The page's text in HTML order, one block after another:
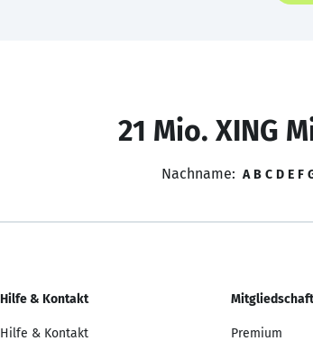
21 Mio. XING
Nachname: A B C D E F
Hilfe & Kontakt
Hilfe & Kontakt Premium